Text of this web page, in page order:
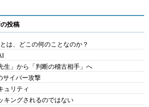
投稿
は、どこの何のことなのか？
生」から「判断の稽古相手」へ
サイバー攻撃
ュリティ
キングされるのではない